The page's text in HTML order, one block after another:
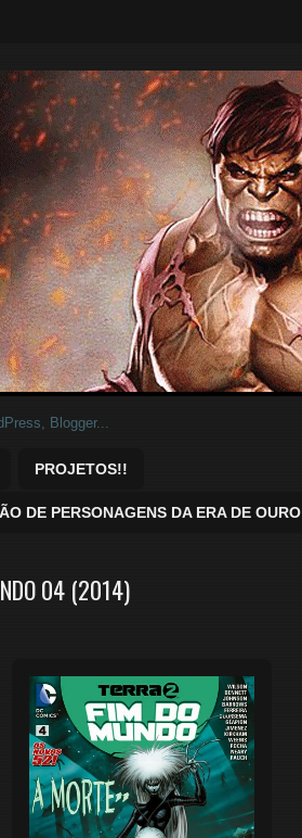
baixar.
PROJETOS!!
DE PERSONAGENS DA ERA DE OURO
04 (2014)